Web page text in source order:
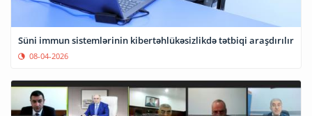
Süni immun sistemlərinin kibertəhlükəsizlikdə tətbiqi araşdırılır
08-04-2026